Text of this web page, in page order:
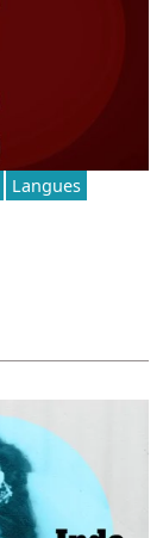
Langues